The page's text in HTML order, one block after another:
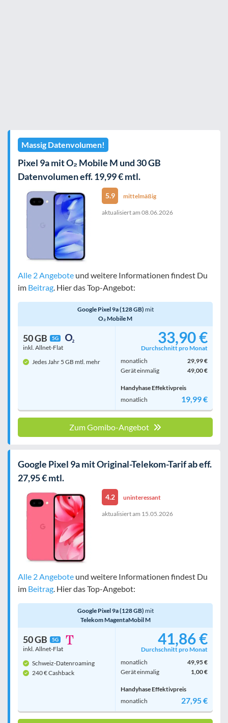
Massig Datenvolumen!
Pixel 9a mit O₂ Mobile M und 30 GB
Datenvolumen eff. 19,99 € mtl.
5.9 mittelmäßig
aktualisiert am 08.06.2026
Alle 2 Angebote und weitere Informationen findest Du
im Beitrag. Hier das Top-Angebot:
Google Pixel 9a (128 GB) mit
O₂ Mobile M
50 GB 5G
inkl. Allnet-Flat
Jedes Jahr 5 GB mtl. mehr
33,90 €
Durchschnitt pro Monat
monatlich
29,99 €
Gerät einmalig
49,00 €
Handyhase Effektivpreis
monatlich
19,99 €
Zum Gomibo-Angebot
Google Pixel 9a mit Original-Telekom-Tarif ab eff.
27,95 € mtl.
4.2 uninteressant
aktualisiert am 15.05.2026
Alle 2 Angebote und weitere Informationen findest Du
im Beitrag. Hier das Top-Angebot:
Google Pixel 9a (128 GB) mit
Telekom MagentaMobil M
50 GB 5G
inkl. Allnet-Flat
Schweiz-Datenroaming
240 € Cashback
41,86 €
Durchschnitt pro Monat
monatlich
49,95 €
Gerät einmalig
1,00 €
Handyhase Effektivpreis
monatlich
27,95 €